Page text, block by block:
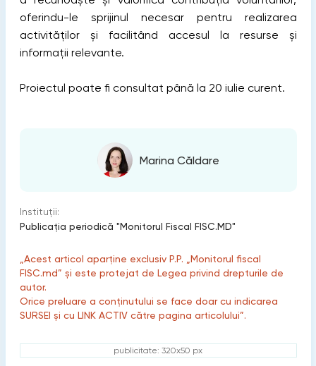
oferindu-le sprijinul necesar pentru realizarea
activităților și facilitând accesul la resurse și
informații relevante.
Proiectul poate fi consultat până la 20 iulie curent.
Marina Căldare
Instituții:
Publicaţia periodică "Monitorul Fiscal FISC.MD"
„Acest articol aparține exclusiv P.P. „Monitorul fiscal
FISC.md” și este protejat de Legea privind drepturile de
autor.
Orice preluare a conținutului se face doar cu indicarea
SURSEI și cu LINK ACTIV către pagina articolului”.
publicitate: 320x50 px